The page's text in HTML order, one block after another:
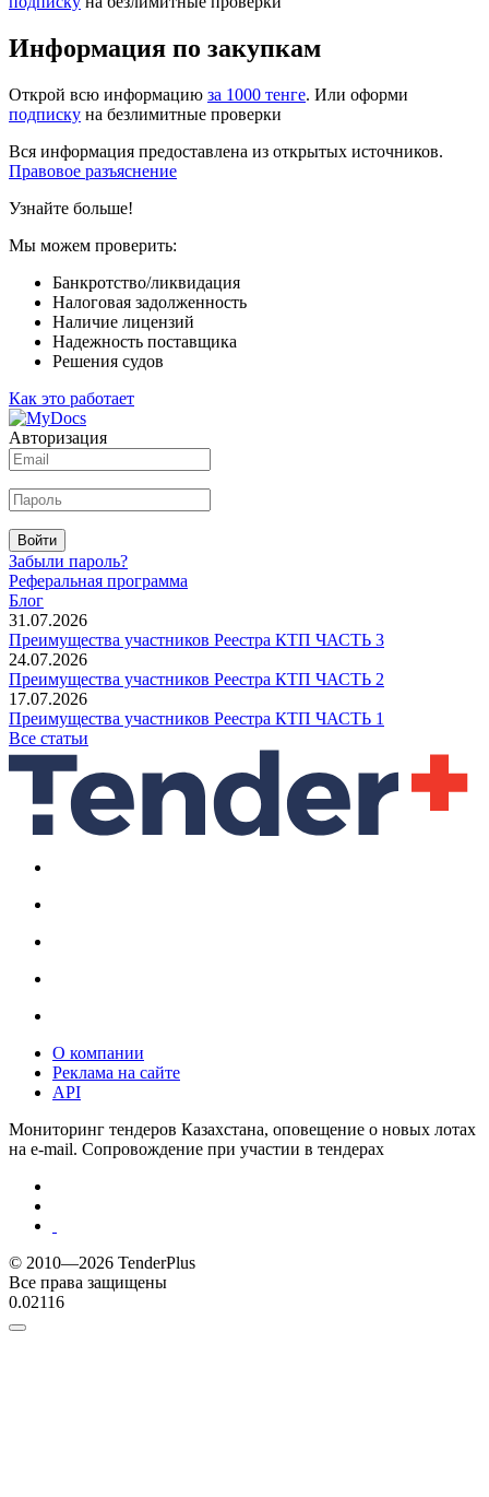
Информация по закупкам
Открой всю информацию за 1000 тенге. Или оформи
подписку на безлимитные проверки
Вся информация предоставлена из открытых источников.
Правовое разъяснение
Узнайте больше!
Мы можем проверить:
Банкротство/ликвидация
Налоговая задолженность
Наличие лицензий
Надежность поставщика
Решения судов
Как это работает
Авторизация
Войти
Забыли пароль?
Реферальная программа
Блог
31.07.2026
Преимущества участников Реестра КТП ЧАСТЬ 3
24.07.2026
Преимущества участников Реестра КТП ЧАСТЬ 2
17.07.2026
Преимущества участников Реестра КТП ЧАСТЬ 1
Все статьи
О компании
Реклама на сайте
API
Мониторинг тендеров Казахстана, оповещение о новых лотах
на e-mail. Сопровождение при участии в тендерах
© 2010—2026 TenderPlus
Все права защищены
0.02116